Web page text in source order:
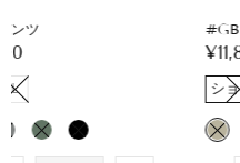
#GB ジレ
¥11,800
ショート